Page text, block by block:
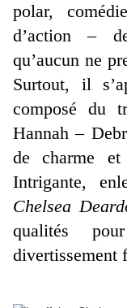
polar,
d’action –
qu’aucun ne
Surtout, il
composé du
Hannah –
de charme et
Intrigante,
Chelsea
qualités
divertissement